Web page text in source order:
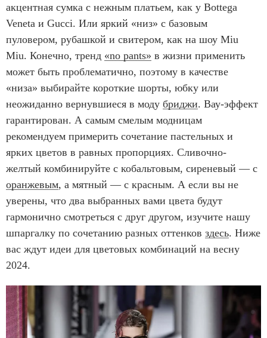
акцентная сумка с нежным платьем, как у Bottega
Veneta и Gucci. Или яркий «низ» с базовым
пуловером, рубашкой и свитером, как на шоу Miu
Miu. Конечно, тренд «no pants» в жизни применить
может быть проблематично, поэтому в качестве
«низа» выбирайте короткие шорты, юбку или
неожиданно вернувшиеся в моду бриджи. Вау-эффект
гарантирован. А самым смелым модницам
рекомендуем примерить сочетание пастельных и
ярких цветов в равных пропорциях. Сливочно-
желтый комбинируйте с кобальтовым, сиреневый — с
оранжевым, а мятный — с красным. А если вы не
уверены, что два выбранных вами цвета будут
гармонично смотреться с друг другом, изучите нашу
шпаргалку по сочетанию разных оттенков здесь. Ниже
вас ждут идеи для цветовых комбинаций на весну
2024.